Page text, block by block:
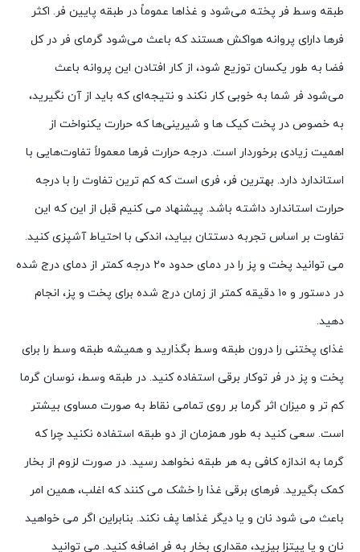
طبقه وسط فر پخته می‌شود و غذاها عموماً در طبقه پایین فر. اکثر
فرها دارای پروانه هواکش هستند که باعث می‌شود گرمای فر در کل
فضا به طور یکسان توزیع شود، از کار افتادن این پروانه باعث
می‌شود فر شما به خوبی کار نکند و نتیجه‌ای که باید از آن نگیرید،
به خصوص در پخت کیک ‌ها و شیرینی‌ها که حرارت یکنواخت از
اهمیت زیادی برخوردار است. ‏درجه حرارت فرها معمولاً تفاوت‌هایی با
استاندارد دارد. بهترین فر،‌ فری است که کم ترین تفاوت را با درجه
حرارت استاندارد داشته باشد. پیشنهاد می کنیم قبل از این که این
تفاوت بر اساس تجربه دستتان بیاید، اندکی با احتیاط آشپزی کنید.
می توانید پخت و پز را در دمای حدود ۲۰ درجه کمتر از دمای درج شده
در دستور و ۱۰ دقیقه کمتر از زمان درج شده برای پخت و پز، انجام
دهید.
غذای پختنی را درون طبقه وسط بگذارید و همیشه طبقه وسط را برای
پخت و پز در فر توکار برقی استفاده کنید. در طبقه وسط، نوسان گرما
کم تر و میزان اثر گرما بر روی تمامی نقاط به صورت مساوی بیشتر
است. سعی کنید به طور همزمان از دو طبقه استفاده نکنید چرا که
گرما به اندازه کافی به هر طبقه نخواهد رسید. در صورت لزوم از بخار
کمک بگیرید. فرهای برقی غذا را خشک می کنند که اغلب، همین امر
باعث می شود نان و یا دیگر غذاها پف نکند. بنابراین اگر می خواهید
نان و یا پیتزا بپزید، مقداری بخار به فر اضافه کنید. می توانید